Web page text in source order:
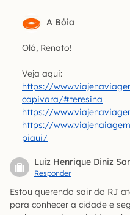
A Bóia
Olá, Renato!
Veja aqui:
https://
capivara/#teresina
https://
https://
piaui/
Luiz Henrique Diniz
Responder
Estou querendo sair do RJ
para conhecer a cidade e